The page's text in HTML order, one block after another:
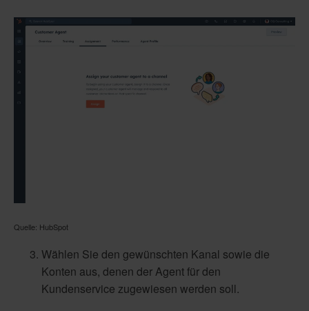
Quelle: HubSpot
Wählen Sie den gewünschten Kanal sowie die
Konten aus, denen der Agent für den
Kundenservice zugewiesen werden soll.